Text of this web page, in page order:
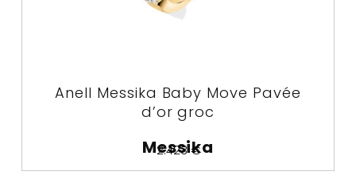
Anell Messika Baby Move Pavée
d’or groc
Messika
2.423€